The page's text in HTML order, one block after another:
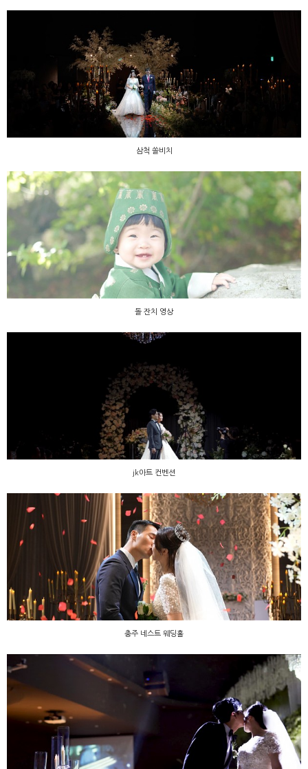
삼척 쏠비치
삼척 쏠비치
돌 잔치 영상
돌 잔치 영상
jk아트 컨벤션
jk아트 컨벤션
충주 네스트 웨딩홀
충주 네스트 웨딩홀
원주 아모르 라스텔라가든홀